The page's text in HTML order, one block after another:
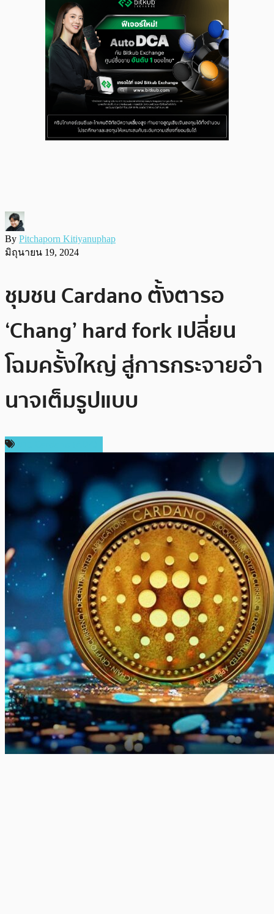
By Pitchaporn Kitiyanuphap
มิถุนายน 19, 2024
ชุมชน Cardano ตั้งตารอ
‘Chang’ hard fork เปลี่ยน
โฉมครั้งใหญ่ สู่การกระจายอำ
นาจเต็มรูปแบบ